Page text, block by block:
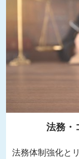
法務・
法務体制強化と